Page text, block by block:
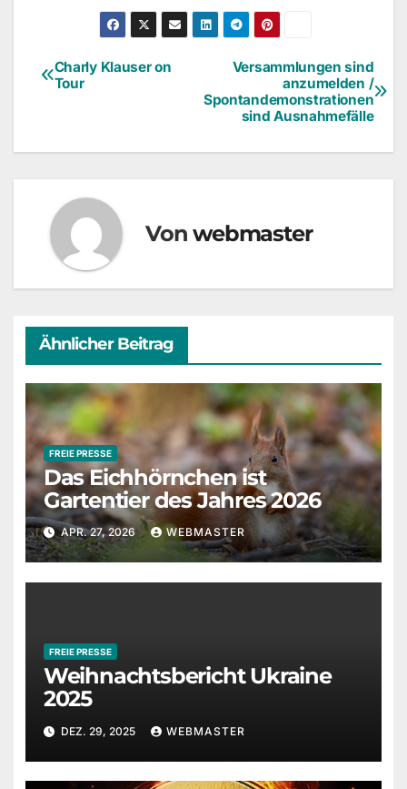
BeitragsnavigationVersammlungen sind
anzumelden /
Spontandemonstrationen
sind Ausnahmefälle
Charly Klauser on
Tour
Vonwebmaster
Ähnlicher Beitrag
FREIE PRESSE
Das Eichhörnchen ist
Gartentier des Jahres 2026
APR. 27, 2026 WEBMASTER
FREIE PRESSE
Weihnachtsbericht Ukraine
2025
DEZ. 29, 2025 WEBMASTER